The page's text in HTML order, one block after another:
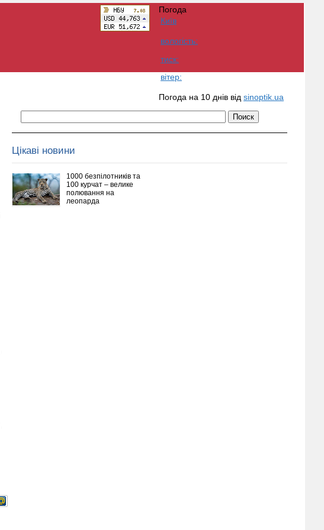
Погода
Київ
вологість:
тиск:
вітер:
Погода на 10 днів від sinoptik.ua
Цікаві новини
1000 безпілотників та
100 курчат – велике
полювання на
леопарда